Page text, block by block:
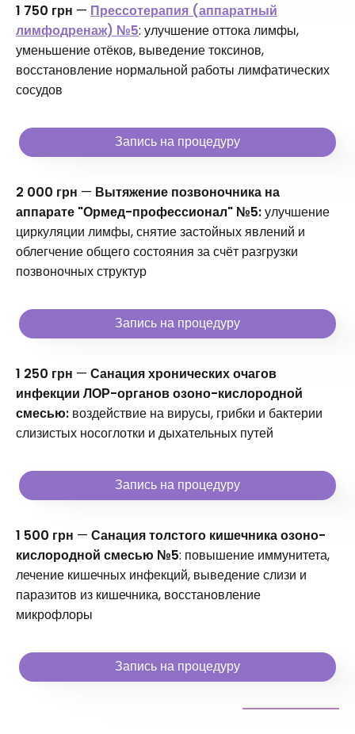
1 750 грн — Прессотерапия (аппаратный
лимфодренаж) №5: улучшение оттока лимфы,
уменьшение отёков, выведение токсинов,
восстановление нормальной работы лимфатических
сосудов
Запись на процедуру
2 000 грн — Вытяжение позвоночника на
аппарате "Ормед-профессионал" №5:улучшение
циркуляции лимфы, снятие застойных явлений и
облегчение общего состояния за счёт разгрузки
позвоночных структур
Запись на процедуру
1 250 грн — Санация хронических очагов
инфекции ЛОР-органов озоно-кислородной
смесью: воздействие на вирусы, грибки и бактерии
слизистых носоглотки и дыхательных путей
Запись на процедуру
1 500 грн — Санация толстого кишечника озоно-
кислородной смесью №5: повышение иммунитета,
лечение кишечных инфекций, выведение слизи и
паразитов из кишечника, восстановление
микрофлоры
Запись на процедуру